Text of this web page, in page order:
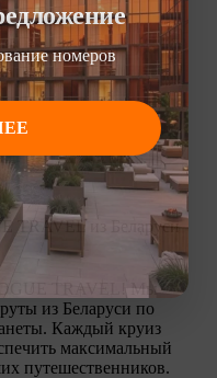
TRAVEL из Беларуси
TRAVEL! Мы
из Беларуси по
Каждый круиз
максимальный
путешественников.
номеров